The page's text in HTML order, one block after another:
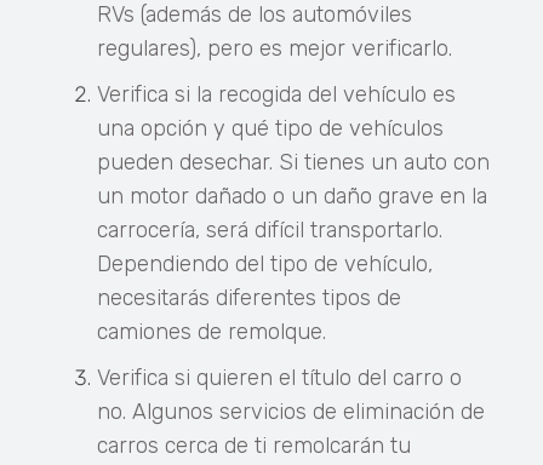
RVs (además de los automóviles
regulares), pero es mejor verificarlo.
Verifica si la recogida del vehículo es
una opción y qué tipo de vehículos
pueden desechar. Si tienes un auto con
un motor dañado o un daño grave en la
carrocería, será difícil transportarlo.
Dependiendo del tipo de vehículo,
necesitarás diferentes tipos de
camiones de remolque.
Verifica si quieren el título del carro o
no. Algunos servicios de eliminación de
carros cerca de ti remolcarán tu